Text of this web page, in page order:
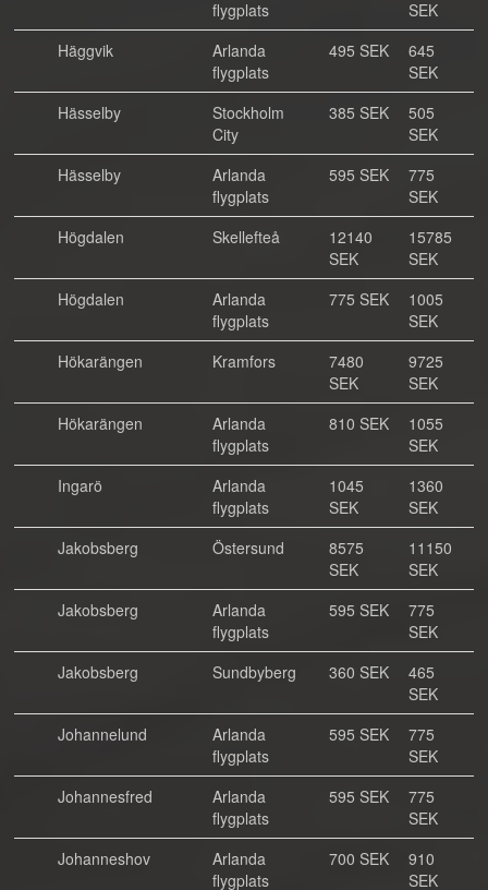
flygplats
SEK
Häggvik
Arlanda
flygplats
495 SEK
645
SEK
Hässelby
Stockholm
City
385 SEK
505
SEK
Hässelby
Arlanda
flygplats
595 SEK
775
SEK
Högdalen
Skellefteå
12140
SEK
15785
SEK
Högdalen
Arlanda
flygplats
775 SEK
1005
SEK
Hökarängen
Kramfors
7480
SEK
9725
SEK
Hökarängen
Arlanda
flygplats
810 SEK
1055
SEK
Ingarö
Arlanda
flygplats
1045
SEK
1360
SEK
Jakobsberg
Östersund
8575
SEK
11150
SEK
Jakobsberg
Arlanda
flygplats
595 SEK
775
SEK
Jakobsberg
Sundbyberg 360 SEK
465
SEK
Johannelund
Arlanda
flygplats
595 SEK
775
SEK
Johannesfred
Arlanda
flygplats
595 SEK
775
SEK
Johanneshov
Arlanda
flygplats
700 SEK
910
SEK